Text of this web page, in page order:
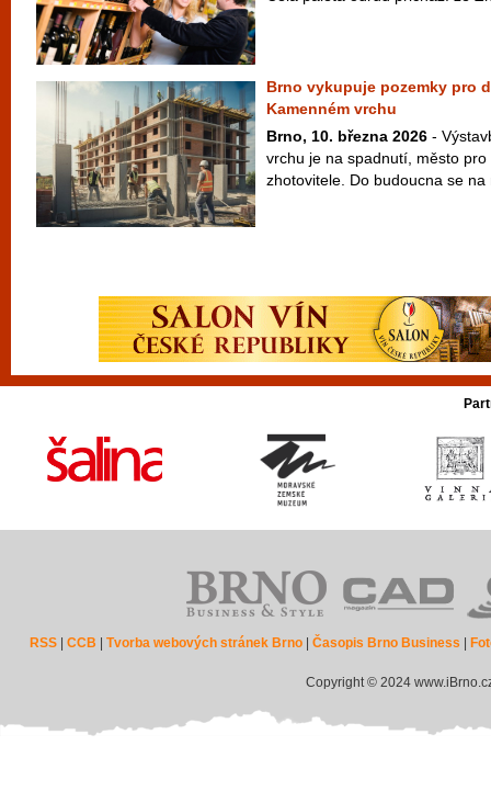
Brno vykupuje pozemky pro
Kamenném vrchu
Brno, 10. března 2026 -
vrchu je na spadnutí, město
zhotovitele. Do budoucna se
RSS |CCB |Tvorba webových stránek Brno |Časopis Brno Business
Copyright © 2024